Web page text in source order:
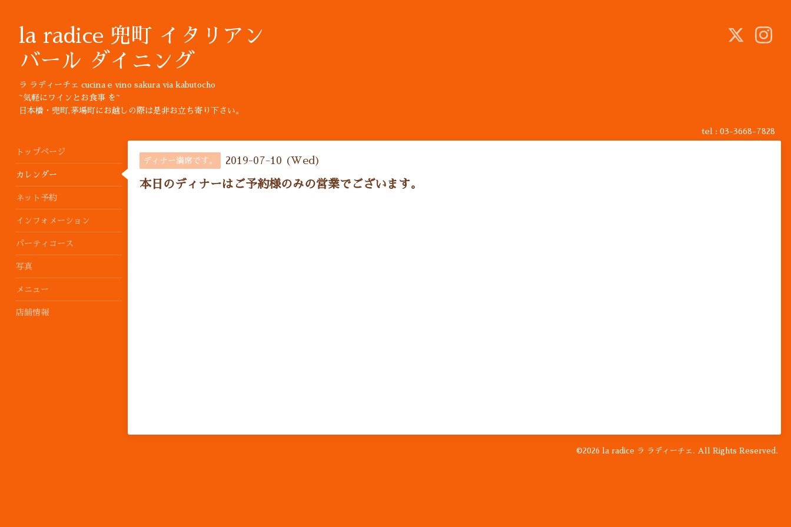
la radice 兜町 イタリアン
バール ダイニング
ラ ラディーチェ cucina e vino sakura via kabutocho
~気軽にワインとお食事 を~
日本橋・兜町,茅場町にお越しの際は是非お立ち寄り下さい。
tel : 03-3668-7828
ディナー満席です。 2019-07-10 (Wed)
本日のディナーはご予約様のみの営業でございます。
©2026 la radice ラ ラディーチェ . All Rights Reserved.
トップページ
カレンダー
ネット予約
インフォメーション
パーティコース
写真
メニュー
店舗情報